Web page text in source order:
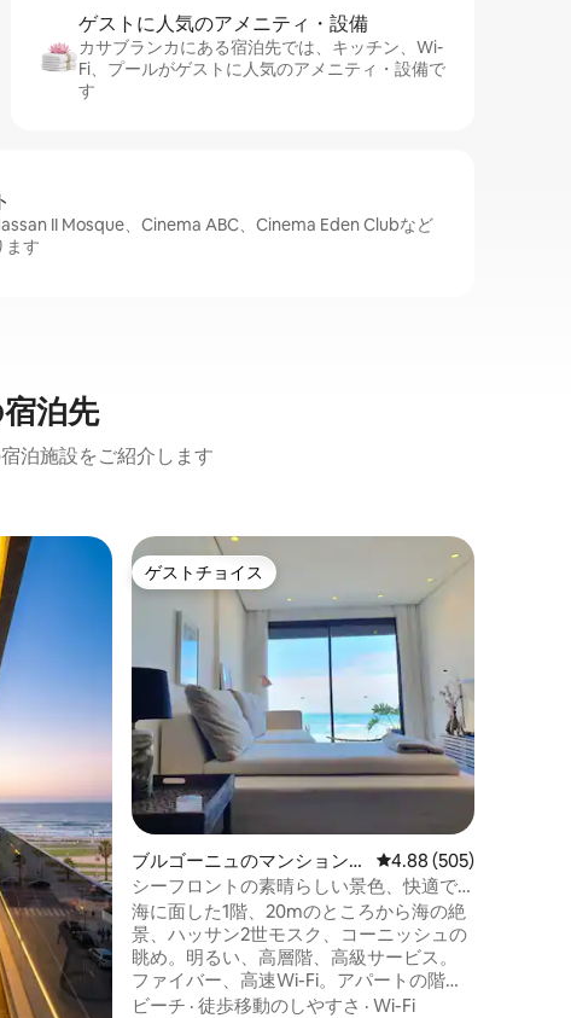
ゲストに人⁠気⁠のア⁠メ⁠ニ⁠テ⁠ィ・設⁠備
カサブランカにある宿泊先では、キッチン、Wi-
Fi、プールがゲストに人気のアメニティ・設備で
す
II Mosque、Cinema ABC、Cinema Eden Clubなど
ます
泊先
泊施設をご紹介します
ゲストチョイス
ゲストチョイス
ブルゴーニュのマンション・
アパート
レビュー505件、5つ星
4.88 (505)
シーフロントの素晴らしい景色、快適で
豪華なセントラルアパートメント
海に面した1階、20mのところから海の絶
景、ハッサン2世モスク、コーニッシュの
眺め。明るい、高層階、高級サービス。
ファイバー、高速Wi-Fi。アパートの階下
には海辺の遊歩道、レストラン、カフ
ビーチ · 徒歩移動のしやすさ · Wi-Fi